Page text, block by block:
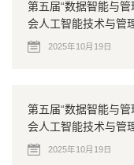
第五届“数据智能与
会人工智能技术与管
2025年10月19日
第五届“数据智能与
会人工智能技术与管
2025年10月19日